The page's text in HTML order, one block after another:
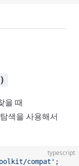
을 때
색을 사용해서
typescript
compat' ;